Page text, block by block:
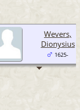
Wevers,
Dionysius
1625-